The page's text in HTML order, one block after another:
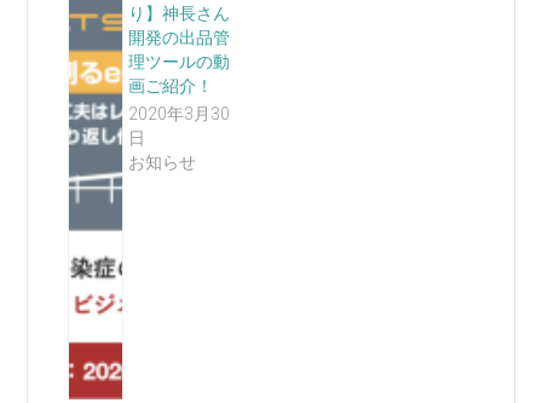
り】神長さん
開発の出品管
理ツールの動
画ご紹介！
2020年3月30
日
お知らせ